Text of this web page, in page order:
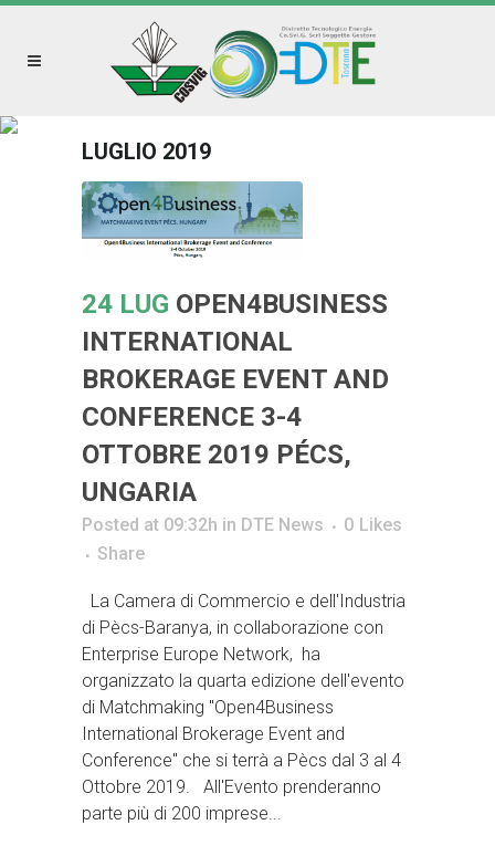
LUGLIO 2019
24 LUG OPEN4BUSINESS
INTERNATIONAL
BROKERAGE EVENT AND
CONFERENCE 3-4
OTTOBRE 2019 PÉCS,
UNGARIA
Posted at 09:32h in DTE News 0 Likes
Share
La Camera di Commercio e dell'Industria
di Pècs-Baranya, in collaborazione con
Enterprise Europe Network, ha
organizzato la quarta edizione dell'evento
di Matchmaking "Open4Business
International Brokerage Event and
Conference" che si terrà a Pècs dal 3 al 4
Ottobre 2019. All'Evento prenderanno
parte più di 200 imprese...